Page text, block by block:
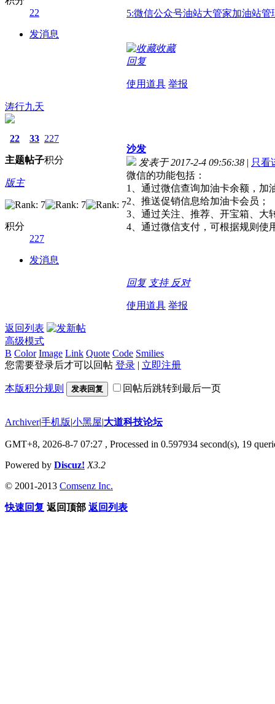
22
发消息
5:微信公众号油站大管家加油站
收藏
回复
使用道具 举报
涛行九天
22
主题
33
帖子
227
积分
版主
积分
227
发消息
沙发
发表于 2017-2-4 09:56:38 | 只看
微信的功能包括：
1、通过微信查询加油卡余额，
2、推送促销信息给加油卡会员；
3、通过关注、推荐、开宝箱、大
4、通过微信支付，可根据规则使
回复 支持 反对
使用道具 举报
返回列表
高级模式
B Color Image Link Quote Code Smilies
您需要登录后才可以回帖 登录 | 立即注册
本版积分规则 发表回复 回帖后跳转到最后一页
Archiver|手机版|小黑屋|大道科技论坛
GMT+8, 2026-8-7 07:27 , Processed in 0.597934 second(s), 19
Powered by Discuz! X3.2
© 2001-2013 Comsenz Inc.
快速回复 返回顶部 返回列表